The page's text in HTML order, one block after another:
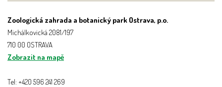
Zoologická zahrada a botanický park Ostrava, p.o.
Michálkovická 2081/197
710 00 OSTRAVA
Zobrazit na mapě
Tel: +420 596 241 269